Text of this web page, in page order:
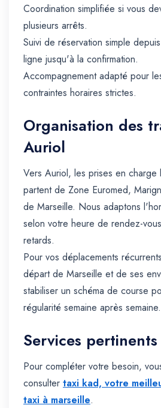
Coordination simplifiée si vous
plusieurs arrêts.
Suivi de réservation simple
ligne jusqu'à la confirmation.
Accompagnement adapté pour
contraintes horaires strictes.
Organisation des
Auriol
Vers Auriol, les prises en charge
partent de Zone Euromed,
de Marseille. Nous adaptons
selon votre heure de rendez-
retards.
Pour vos déplacements
départ de Marseille et de ses
stabiliser un schéma de course
régularité semaine après semaine.
Services
Pour compléter votre besoin,
consulter taxi kad, votre
taxi à marseille.